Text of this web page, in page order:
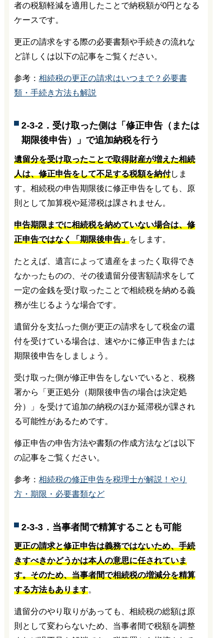
者の税額軽減を適用したことで納税額が0円となる
ケースです。
更正の請求をする際の必要書類や手続きの流れな
ど詳しくは以下の記事をご覧ください。
参考： 相続税の更正の請求はいつまで？必要書
類・手続き方法も解説
2-3-2．受け取った側は「修正申告（または
期限後申告）」で追加納税を行う
遺留分を受け取ったことで取得財産が増えた相続
人は、修正申告をして不足する税額を納付しま
す。相続税の申告期限後に修正申告をしても、原
則として加算税や延滞税は課されません。
申告期限までに相続税を納めていない場合は、修
正申告ではなく「期限後申告」をします。
たとえば、遺言によって遺産をまったく取得でき
なかったものの、その後遺留分侵害額請求をして
一定の金銭を受け取ったことで相続税を納める義
務が生じるような場合です。
遺留分を支払った側が更正の請求をして税金の還
付を受けている場合は、速やかに修正申告または
期限後申告をしましょう。
受け取った側が修正申告をしないでいると、税務
署から「更正処分（期限後申告の場合は決定処
分）」を受けて追加の納税のほか延滞税が課され
る可能性があるためです。
修正申告の申告方法や書類の作成方法などは以下
の記事をご覧ください。
参考： 相続税の修正申告を税理士が解説！やり
方・期限・必要書類など
2-3-3．当事者間で精算することも可能
更正の請求と修正申告は義務ではないため、手続
きすべきかどうかは本人の意思に任されていま
す。そのため、当事者間で相続税の増減分を精算
する方法もあります。
遺留分のやり取りがあっても、相続税の総額は原
則として変わらないため、当事者間で税額を調整